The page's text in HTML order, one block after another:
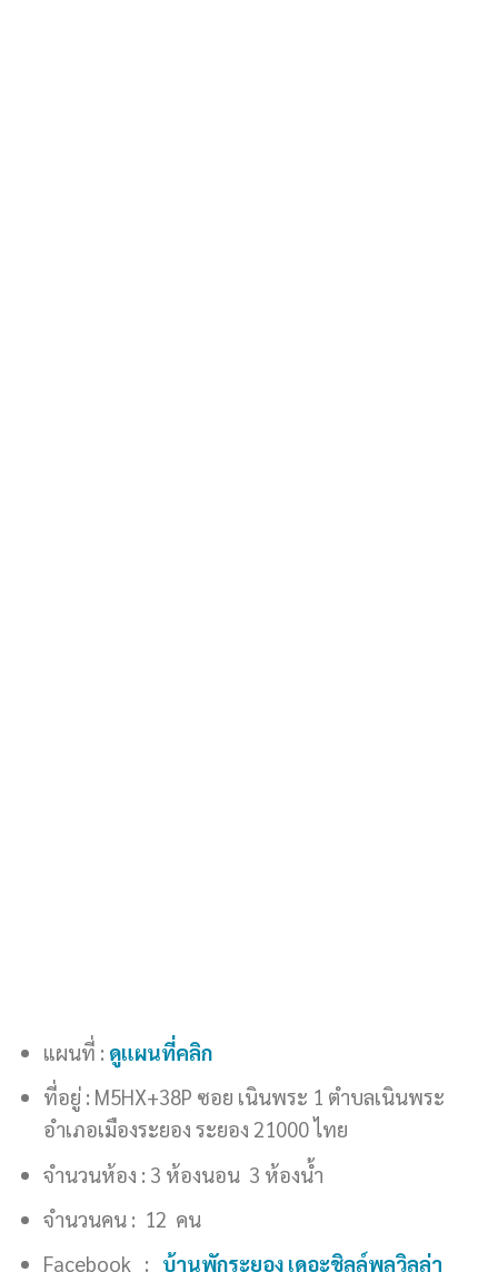
แผนที่ : ดูแผนที่คลิก
ที่อยู่ : M5HX+38P ซอย เนินพระ 1 ตำบลเนินพระ
อำเภอเมืองระยอง ระยอง 21000 ไทย
จำนวนห้อง : 3 ห้องนอน 3 ห้องน้ำ
จำนวนคน : 12 คน
Facebook : บ้านพักระยอง เดอะชิลล์พูลวิลล่า